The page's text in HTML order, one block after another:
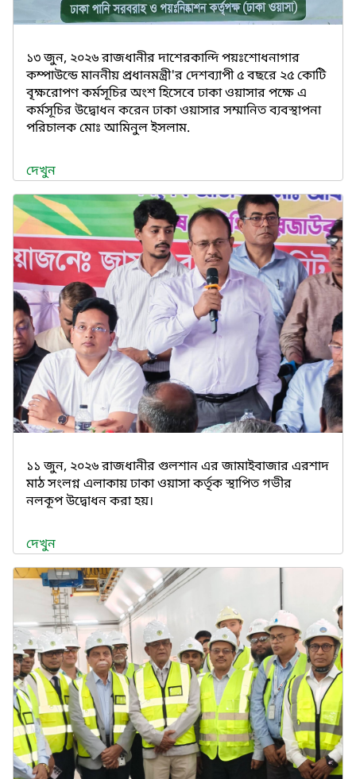
১৩ জুন, ২০২৬ রাজধানীর দাশেরকান্দি পয়ঃশোধনাগার
কম্পাউন্ডে মাননীয় প্রধানমন্ত্রী'র দেশব্যাপী ৫ বছরে ২৫ কোটি
বৃক্ষরোপণ কর্মসূচির অংশ হিসেবে ঢাকা ওয়াসার পক্ষে এ
কর্মসূচির উদ্বোধন করেন ঢাকা ওয়াসার সম্মানিত ব্যবস্থাপনা
পরিচালক মোঃ আমিনুল ইসলাম.
দেখুন
১১ জুন, ২০২৬ রাজধানীর গুলশান এর জামাইবাজার এরশাদ
মাঠ সংলগ্ন এলাকায় ঢাকা ওয়াসা কর্তৃক স্থাপিত গভীর
নলকূপ উদ্বোধন করা হয়।
দেখুন